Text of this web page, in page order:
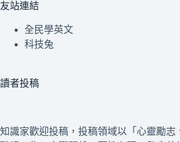
友站連結
全民學英文
科技兔
讀者投稿
知識家歡迎投稿，投稿領域以「心靈勵志